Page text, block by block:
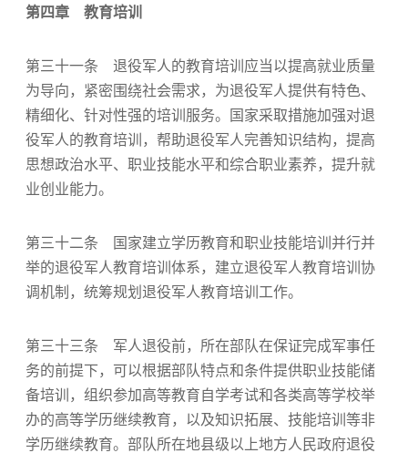
第四章 教育培训
第三十一条 退役军人的教育培训应当以提高就业质量
为导向，紧密围绕社会需求，为退役军人提供有特色、
精细化、针对性强的培训服务。国家采取措施加强对退
役军人的教育培训，帮助退役军人完善知识结构，提高
思想政治水平、职业技能水平和综合职业素养，提升就
业创业能力。
第三十二条 国家建立学历教育和职业技能培训并行并
举的退役军人教育培训体系，建立退役军人教育培训协
调机制，统筹规划退役军人教育培训工作。
第三十三条 军人退役前，所在部队在保证完成军事任
务的前提下，可以根据部队特点和条件提供职业技能储
备培训，组织参加高等教育自学考试和各类高等学校举
办的高等学历继续教育，以及知识拓展、技能培训等非
学历继续教育。部队所在地县级以上地方人民政府退役